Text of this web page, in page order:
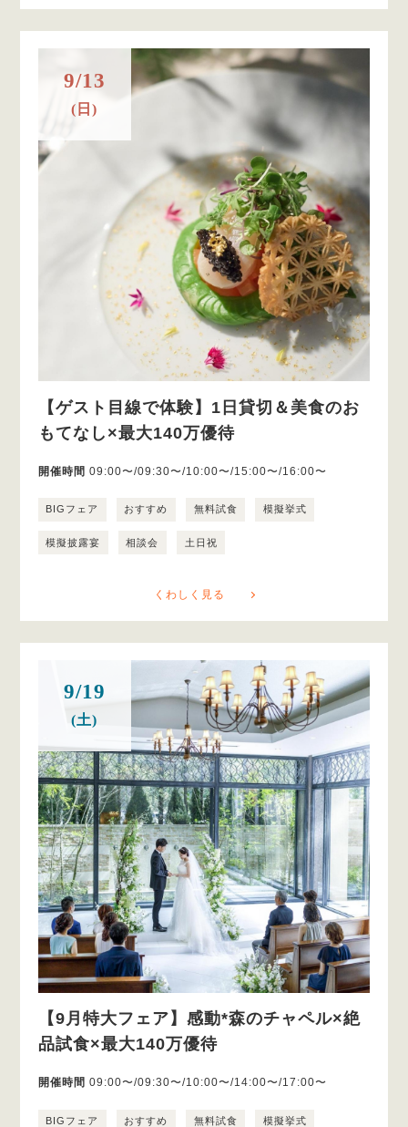
9/13
(日)
【ゲスト目線で体験】1日貸切＆美食のお
もてなし×最大140万優待
開催時間 09:00〜/09:30〜/10:00〜/15:00〜/16:00〜
BIGフェア おすすめ 無料試食 模擬挙式
模擬披露宴 相談会 土日祝
くわしく見る
9/19
(土)
【9月特大フェア】感動*森のチャペル×絶
品試食×最大140万優待
開催時間 09:00〜/09:30〜/10:00〜/14:00〜/17:00〜
BIGフェア おすすめ 無料試食 模擬挙式